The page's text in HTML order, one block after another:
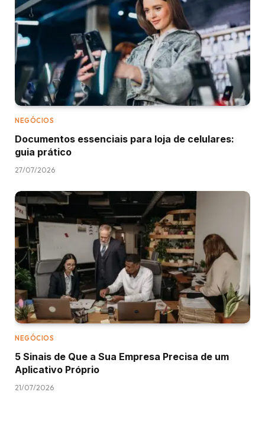
NEGÓCIOS
Documentos essenciais para loja de celulares:
guia prático
27/07/2026
NEGÓCIOS
5 Sinais de Que a Sua Empresa Precisa de um
Aplicativo Próprio
21/07/2026